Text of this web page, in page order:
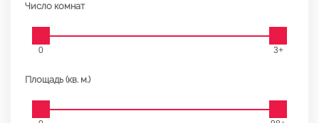
Число комнат
0 3+
Площадь (кв. м.)